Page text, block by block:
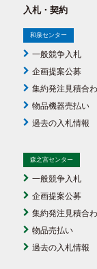
入札・契約
和泉センター
一般競争入札
企画提案公募
集約発注見積合
物品機器売払い
過去の入札情報
森之宮センター
一般競争入札
企画提案公募
集約発注見積合
物品売払い
過去の入札情報